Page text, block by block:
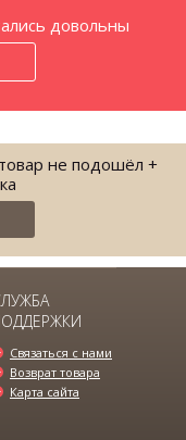
довольны
не подошёл +
Связаться с нами
Возврат товара
Карта сайта